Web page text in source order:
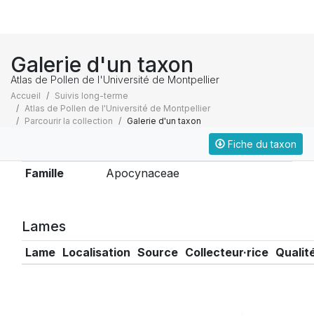
Galerie d'un taxon
Atlas de Pollen de l'Université de Montpellier
Accueil
Suivis long-terme
Atlas de Pollen de l'Université de Montpellier
Parcourir la collection
Galerie d'un taxon
Fiche du taxon
Famille Apocynaceae
Lames
Lame Localisation Source Collecteur·rice